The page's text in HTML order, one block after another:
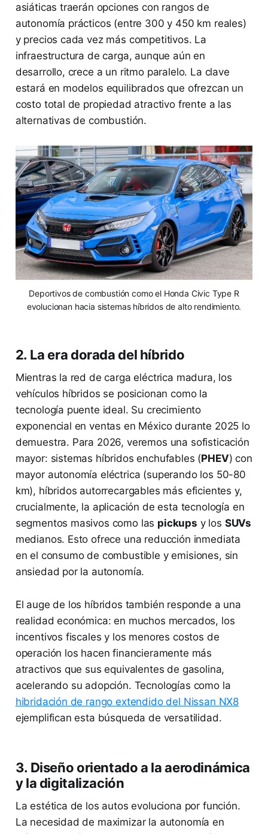
asiáticas traerán opciones con rangos de
autonomía prácticos (entre 300 y 450 km reales)
y precios cada vez más competitivos. La
infraestructura de carga, aunque aún en
desarrollo, crece a un ritmo paralelo. La clave
estará en modelos equilibrados que ofrezcan un
costo total de propiedad atractivo frente a las
alternativas de combustión.
Deportivos de combustión como el Honda Civic Type R
evolucionan hacia sistemas híbridos de alto rendimiento.
2. La era dorada del híbrido
Mientras la red de carga eléctrica madura, los
vehículos híbridos se posicionan como la
tecnología puente ideal. Su crecimiento
exponencial en ventas en México durante 2025 lo
demuestra. Para 2026, veremos una sofisticación
mayor: sistemas híbridos enchufables (PHEV) con
mayor autonomía eléctrica (superando los 50-80
km), híbridos autorrecargables más eficientes y,
crucialmente, la aplicación de esta tecnología en
segmentos masivos como las pickups y los SUVs
medianos. Esto ofrece una reducción inmediata
en el consumo de combustible y emisiones, sin
ansiedad por la autonomía.
El auge de los híbridos también responde a una
realidad económica: en muchos mercados, los
incentivos fiscales y los menores costos de
operación los hacen financieramente más
atractivos que sus equivalentes de gasolina,
acelerando su adopción. Tecnologías como la
hibridación de rango extendido del Nissan NX8
ejemplifican esta búsqueda de versatilidad.
3. Diseño orientado a la aerodinámica
y la digitalización
La estética de los autos evoluciona por función.
La necesidad de maximizar la autonomía en